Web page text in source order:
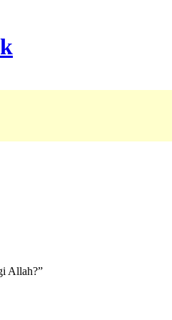
Allah?”